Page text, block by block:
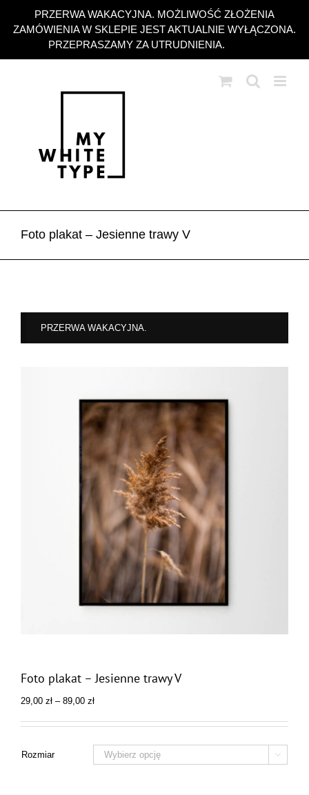
PRZERWA WAKACYJNA. MOŻLIWOŚĆ ZŁOŻENIA
ZAMÓWIENIA W SKLEPIE JEST AKTUALNIE WYŁĄCZONA.
PRZEPRASZAMY ZA UTRUDNIENIA.
zawartości
Foto plakat – Jesienne trawy V
PRZERWA WAKACYJNA.
Foto plakat – Jesienne trawy V
29,00 zł – 89,00 złZakres
od
89,00 zł
Rozmiar 